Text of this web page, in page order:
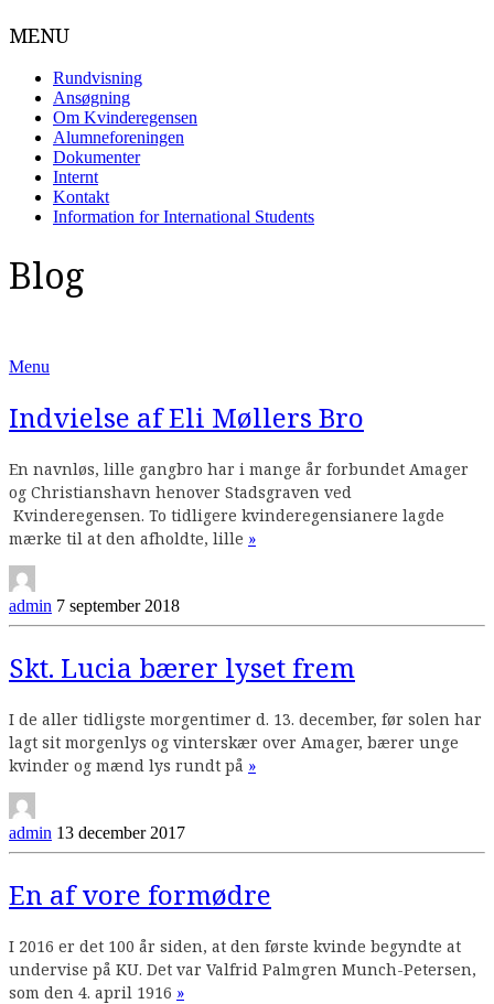
MENU
Rundvisning
Ansøgning
Om Kvinderegensen
Alumneforeningen
Dokumenter
Internt
Kontakt
Information for International Students
Skip
to
Blog
Menu
Indvielse af Eli Møllers Bro
En navnløs, lille gangbro har i mange år forbundet Amager
og Christianshavn henover Stadsgraven ved
Kvinderegensen. To tidligere kvinderegensianere lagde
mærke til at den afholdte, lille Continue
»
admin 7 september 2018
Skt. Lucia bærer lyset frem
I de aller tidligste morgentimer d. 13. december, før solen har
lagt sit morgenlys og vinterskær over Amager, bærer unge
kvinder og mænd lys rundt på Continue
»
admin 13 december 2017
En af vore formødre
I 2016 er det 100 år siden, at den første kvinde begyndte at
undervise på KU. Det var Valfrid Palmgren Munch-Petersen,
som den 4. april 1916 Continue
»